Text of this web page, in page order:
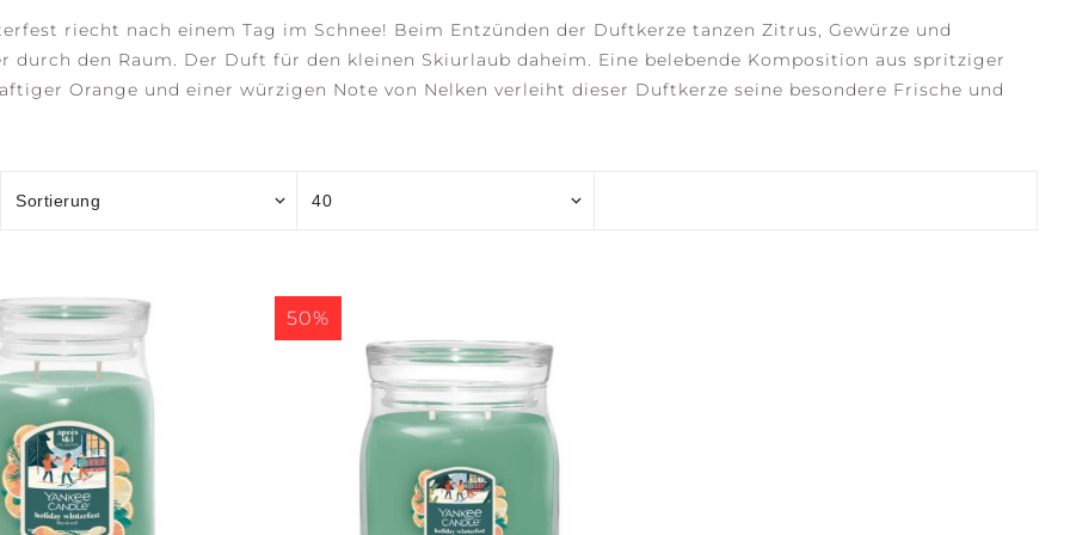
&
INVIGORATE
BALANCE +
HARMONY
REFLECTION +
CLARITY
riecht nach einem Tag im Schnee! Beim Entzünden der Duftkerze tanzen Zitrus, Gewürze und
durch den Raum. Der Duft für den kleinen Skiurlaub daheim. Eine belebende Komposition aus spritziger
Orange und einer würzigen Note von Nelken verleiht dieser Duftkerze seine besondere Frische und
50%